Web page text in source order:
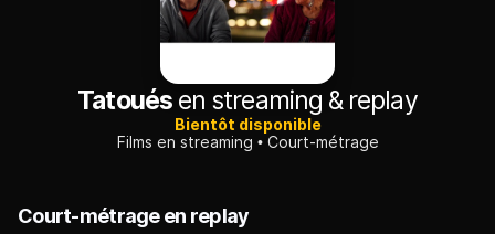
Tatouésen streaming & replay
Bientôt disponible
Films en streaming
Court-métrage
Court-métrage en replay